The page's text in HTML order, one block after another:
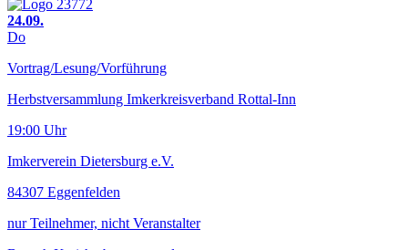
24.09.
Do
Vortrag/Lesung/Vorführung
Herbstversammlung Imkerkreisverband Rottal-Inn
19:00 Uhr
Imkerverein Dietersburg e.V.
84307 Eggenfelden
nur Teilnehmer, nicht Veranstalter